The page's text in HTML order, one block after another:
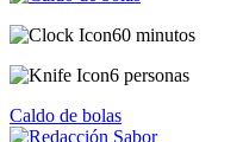
60 minutos
6 personas
Caldo de bolas